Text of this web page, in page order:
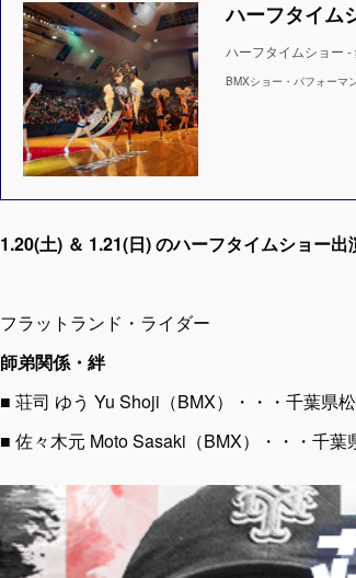
ハーフタイム
ハーフタイムショー
BMXショー・パフォーマ
1.20(土) ＆ 1.21(日) のハーフタイムショー出
フラットランド・ライダー
師弟関係・絆
■ 荘司 ゆう Yu Shoji（BMX）・・・千葉県
■ 佐々木元 Moto Sasaki（BMX）・・・千